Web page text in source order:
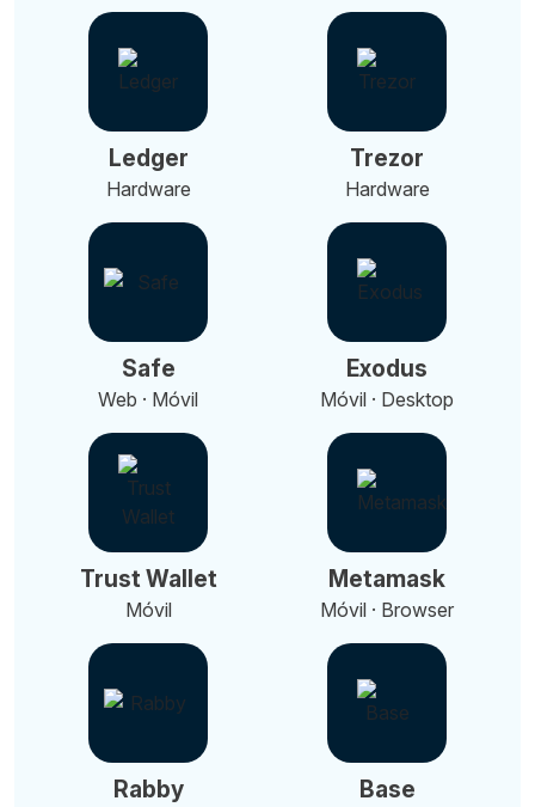
Ledger
Hardware
Trezor
Hardware
Safe
Web · Móvil
Exodus
Móvil · Desktop
Trust Wallet
Móvil
Metamask
Móvil · Browser
Rabby Base